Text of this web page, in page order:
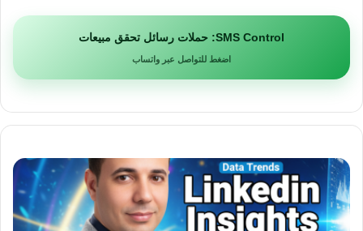
SMS Control: حملات رسائل تحقق مبيعات
اضغط للتواصل عبر واتساب